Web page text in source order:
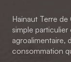
Hainaut Terre
simple
agroalimentaire,
consommation